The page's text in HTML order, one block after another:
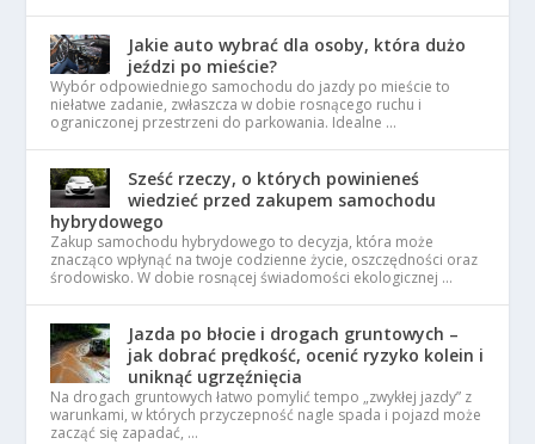
Jakie auto wybrać dla osoby, która dużo
jeździ po mieście?
Wybór odpowiedniego samochodu do jazdy po mieście to
niełatwe zadanie, zwłaszcza w dobie rosnącego ruchu i
ograniczonej przestrzeni do parkowania. Idealne …
Sześć rzeczy, o których powinieneś
wiedzieć przed zakupem samochodu
hybrydowego
Zakup samochodu hybrydowego to decyzja, która może
znacząco wpłynąć na twoje codzienne życie, oszczędności oraz
środowisko. W dobie rosnącej świadomości ekologicznej …
Jazda po błocie i drogach gruntowych –
jak dobrać prędkość, ocenić ryzyko kolein i
uniknąć ugrzęźnięcia
Na drogach gruntowych łatwo pomylić tempo „zwykłej jazdy” z
warunkami, w których przyczepność nagle spada i pojazd może
zacząć się zapadać, …